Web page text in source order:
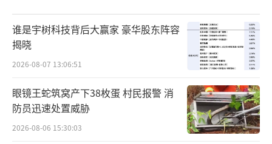
谁是宇树科技背后大赢家 豪华股东阵容
揭晓
2026-08-07 13:06:51
眼镜王蛇筑窝产下38枚蛋 村民报警 消
防员迅速处置威胁
2026-08-06 15:30:03